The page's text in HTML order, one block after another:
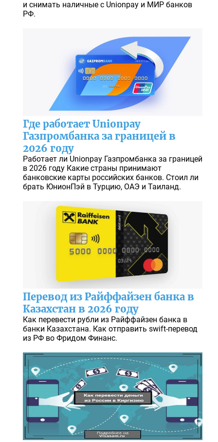
и снимать наличные с Unionpay и МИР банков
РФ.
Где работает Unionpay
Газпромбанка за границей в
2026 году
Работает ли Unionpay Газпромбанка за границей
в 2026 году Какие страны принимают
банковские карты российских банков. Стоил ли
брать ЮнионПэй в Турцию, ОАЭ и Таиланд.
Перевод из Райффайзен банка в
Казахстан в 2026 году
Как перевести рубли из Райффайзен банка в
банки Казахстана. Как отправить swift-перевод
из РФ во Фридом Финанс.